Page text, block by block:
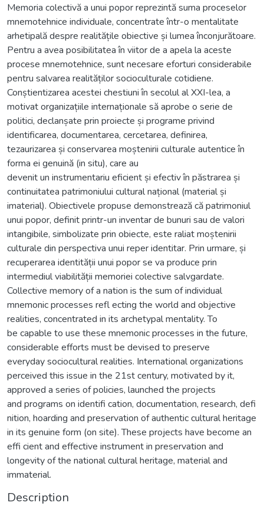
Memoria colectivă a unui popor reprezintă suma proceselor
mnemotehnice individuale, concentrate într-o mentalitate
arhetipală despre realitățile obiective și lumea înconjurătoare.
Pentru a avea posibilitatea în viitor de a apela la aceste
procese mnemotehnice, sunt necesare eforturi considerabile
pentru salvarea realităților socioculturale cotidiene.
Conștientizarea acestei chestiuni în secolul al XXI-lea, a
motivat organizațiile internaționale să aprobe o serie de
politici, declanșate prin proiecte și programe privind
identificarea, documentarea, cercetarea, definirea,
tezaurizarea și conservarea moștenirii culturale autentice în
forma ei genuină (in situ), care au
devenit un instrumentariu eficient și efectiv în păstrarea și
continuitatea patrimoniului cultural național (material și
imaterial). Obiectivele propuse demonstrează că patrimoniul
unui popor, definit printr-un inventar de bunuri sau de valori
intangibile, simbolizate prin obiecte, este raliat moștenirii
culturale din perspectiva unui reper identitar. Prin urmare, și
recuperarea identității unui popor se va produce prin
intermediul viabilității memoriei colective salvgardate.
Collective memory of a nation is the sum of individual
mnemonic processes refl ecting the world and objective
realities, concentrated in its archetypal mentality. To
be capable to use these mnemonic processes in the future,
considerable efforts must be devised to preserve
everyday sociocultural realities. International organizations
perceived this issue in the 21st century, motivated by it,
approved a series of policies, launched the projects
and programs on identifi cation, documentation, research, defi
nition, hoarding and preservation of authentic cultural heritage
in its genuine form (on site). These projects have become an
effi cient and effective instrument in preservation and
longevity of the national cultural heritage, material and
immaterial.
Description